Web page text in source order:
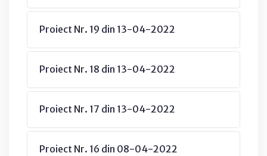
Proiect Nr. 19 din 13-04-2022
Proiect Nr. 18 din 13-04-2022
Proiect Nr. 17 din 13-04-2022
Proiect Nr. 16 din 08-04-2022